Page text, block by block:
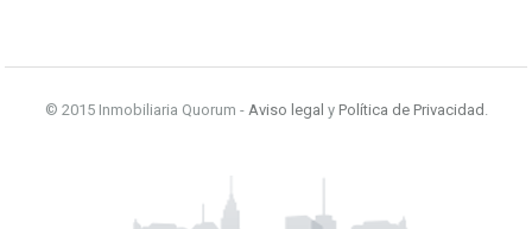
© 2015 Inmobiliaria Quorum - Aviso legal y Política de Privacidad .